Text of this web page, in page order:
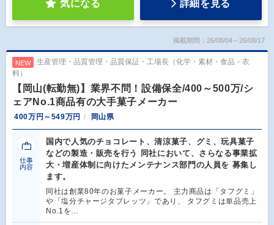
気になる 詳細を見る
掲載期間：26/08/04～26/08/17
NEW
生産管理・品質管理・品質保証・工場長（化学・素材・食品・衣
料）
【岡山(転勤無)】業界不問！設備保全/400～500万/シ
ェアNo.1商品有の大手菓子メーカー
400万円～549万円 岡山県
仕事
内容
国内で人気のチョコレート、清涼菓子、グミ、玩具菓子
などの製造・販売を行う 同社において、さらなる事業拡
大・増産体制に向けたメンテナンス部門の人員を 募集し
ます。
同社は創業80年のお菓子メーカー。 主力商品は「タフグミ」
や「塩分チャージタブレッツ」であり、 タフグミは単品売上
No.1を…